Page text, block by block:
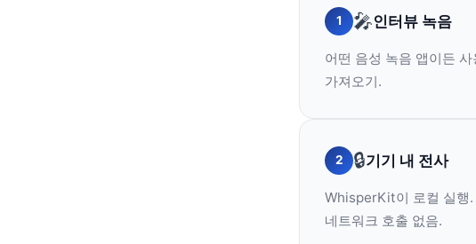
1 🎤인터뷰 녹음
어떤 음성 녹음 앱이든
가져오기.
2 🔒기기 내 전사
WhisperKit이 로컬 실행.
네트워크 호출 없음.